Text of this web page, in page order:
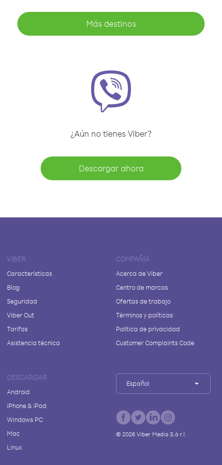
Más destinos
¿Aún no tienes Viber?
Descargar ahora
VIBER
Características
Blog
Seguridad
Viber Out
Tarifas
Asistencia técnica
COMPAÑÍA
Acerca de Viber
Centro de marcas
Ofertas de trabajo
Términos y políticas
Política de privacidad
Customer Complaints Code
DESCARGAR
Android
iPhone & iPad
Windows PC
Mac
Linux
Español
© 2026Viber Media S.à r.l.